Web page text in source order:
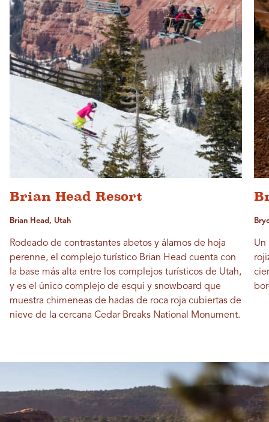
Brian Head Resort
Brian Head, Utah
Rodeado de contrastantes abetos y álamos de hoja
perenne, el complejo turístico Brian Head cuenta con
la base más alta entre los complejos turísticos de Utah,
y es el único complejo de esquí y snowboard que
muestra chimeneas de hadas de roca roja cubiertas de
nieve de la cercana Cedar Breaks National Monument.
Un